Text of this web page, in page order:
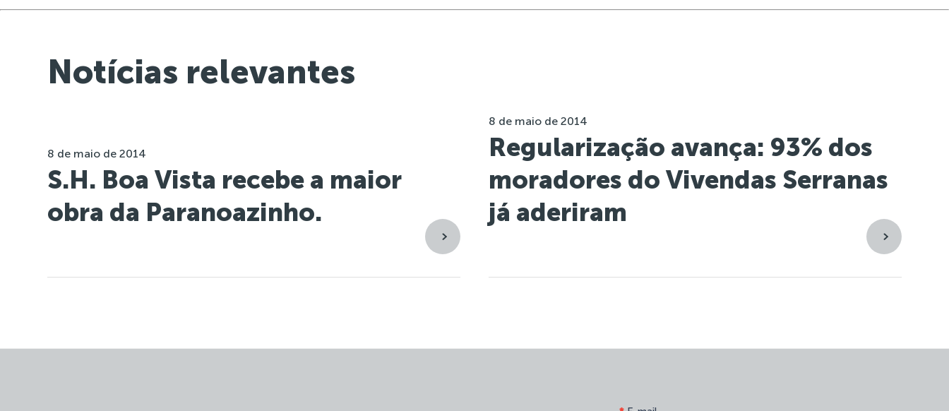
Notícias relevantes
8 de maio de 2014
S.H. Boa Vista recebe a maior
obra da Paranoazinho.
8 de maio de 2014
Regularização avança: 93% dos
moradores do Vivendas Serranas
já aderiram